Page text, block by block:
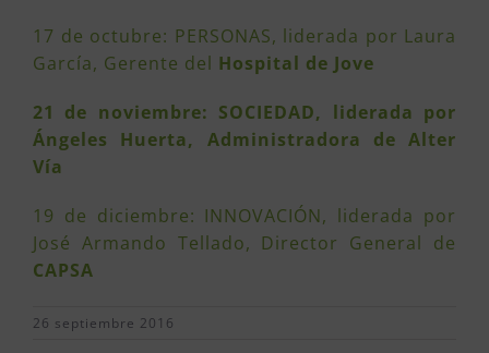
17 de octubre: PERSONAS, liderada por Laura
García, Gerente del Hospital de Jove
21 de noviembre: SOCIEDAD, liderada por
Ángeles Huerta, Administradora de Alter
Vía
19 de diciembre: INNOVACIÓN, liderada por
José Armando Tellado, Director General de
CAPSA
26 septiembre 2016